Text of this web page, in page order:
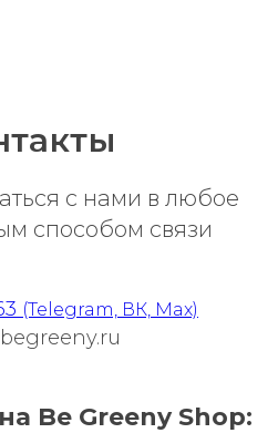
с нами в любое
способом связи
(Telegram, ВК, Max)
Be Greeny Shop: